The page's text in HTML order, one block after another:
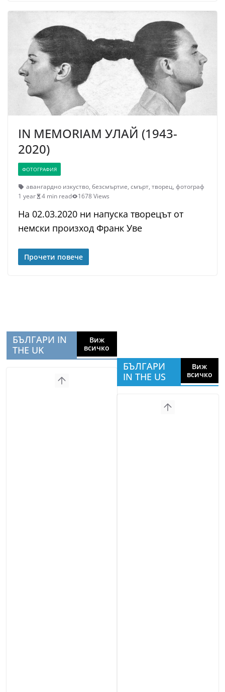
IN MEMORIAM УЛАЙ (1943-
2020)
ФОТОГРАФИЯ
авангардно изкуство, безсмъртие, смърт, творец, фотограф
1 year
4 min read 1678 Views
На 02.03.2020 ни напуска творецът от
немски произход Франк Уве
Прочети повече
БЪЛГАРИ IN
THE UK
Виж
всичко
БЪЛГАРИ
IN THE US
Виж
всичко